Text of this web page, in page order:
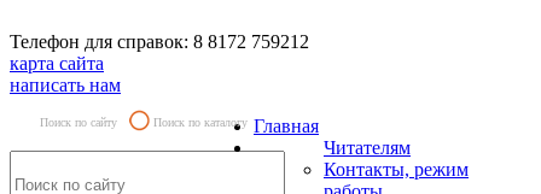
Телефон для справок: 8 8172 759212
карта сайта
написать нам
Поиск по сайту Поиск по каталогу Главная
Читателям
Контакты, режим